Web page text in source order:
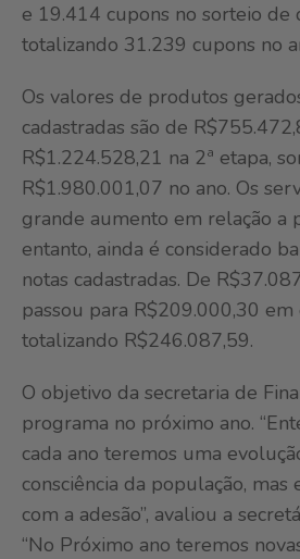
e 19.414 cupons no sorteio de
totalizando 31.239 cupons no
Os valores de produtos
cadastradas são de
R$1.224.528,21 na 2ª etapa,
R$1.980.001,07 no ano. Os
grande aumento em relação a
entanto, ainda é considerado
notas cadastradas. De
passou para R$209.000,30 em
totalizando R$246.087,59.
O objetivo da secretaria de
programa no próximo ano.
cada ano teremos uma
consciência da população, mas
com a adesão”, avaliou a
“No Próximo ano teremos